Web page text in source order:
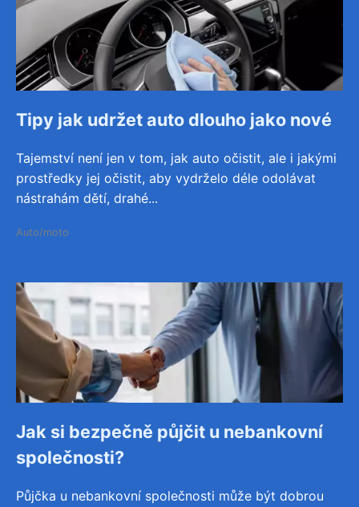
Tipy jak udržet auto dlouho jako nové
Tajemství není jen v tom, jak auto očistit, ale i jakými
prostředky jej očistit, aby vydrželo déle odolávat
nástrahám dětí, drahé...
Auto/moto
Jak si bezpečně půjčit u nebankovní
společnosti?
Půjčka u nebankovní společnosti může být dobrou